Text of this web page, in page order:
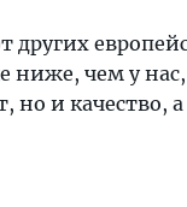
других
ниже, чем у
но и качество, а